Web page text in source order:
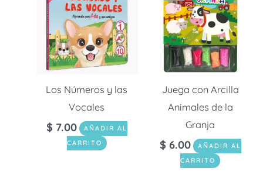
Los Números y las
Vocales
$ 7.00
AÑADIR AL
CARRITO
Juega con Arcilla
Animales de la
Granja
$ 6.00
AÑADIR AL
CARRITO